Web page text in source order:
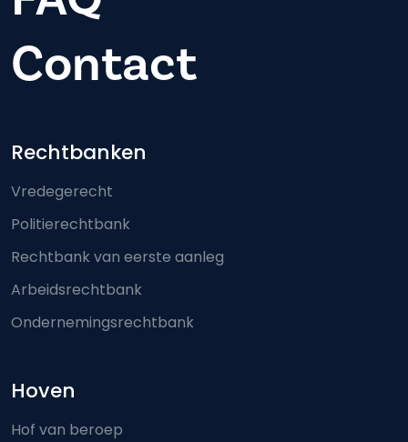
Contact
Footer-menu
Rechtbanken
Vredegerecht
Politierechtbank
Rechtbank van eerste aanleg
Arbeidsrechtbank
Ondernemingsrechtbank
Hoven
Hof van beroep